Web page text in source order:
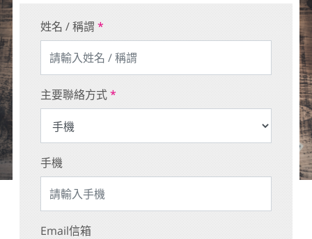
姓名 / 稱謂 *
主要聯絡方式*
手機
Email信箱